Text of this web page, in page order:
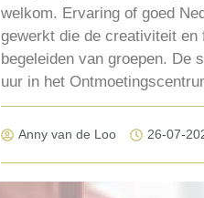
welkom. Ervaring of goed
gewerkt die de creativiteit
begeleiden van groepen. De
uur in het
Anny van de Loo 26-07-